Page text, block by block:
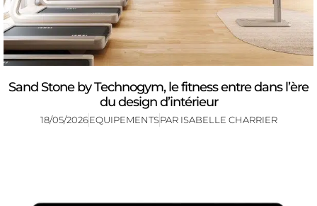
Sand Stone by Technogym, le fitness entre dans l’ère
du design d’intérieur
18/05/2026EQUIPEMENTSPAR ISABELLE CHARRIER